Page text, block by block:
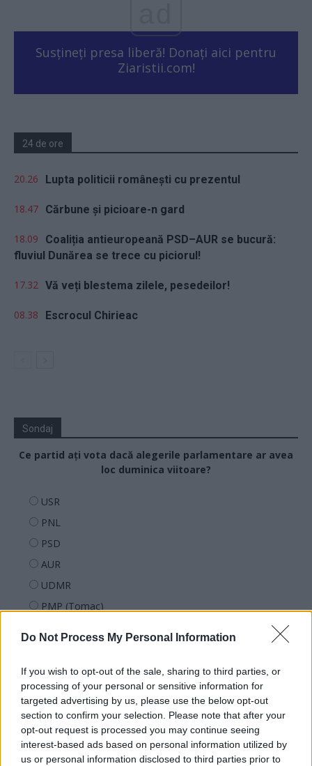
Do Not Process My Personal Information
If you wish to opt-out of the sale, sharing to third parties, or
processing of your personal or sensitive information for
targeted advertising by us, please use the below opt-out
section to confirm your selection. Please note that after your
opt-out request is processed you may continue seeing
interest-based ads based on personal information utilized by
us or personal information disclosed to third parties prior to
Susțineți presa liberă! Donați aici pentru
Ziaristii.com!
24 de ore
20.26 Lupta politicii românești cu prezentul
18.47 Cărbune și picioare-n gard
18.09
Coaliția antieuropeană PSD–AUR se bucură:
fluviul Dunărea se trece cu piciorul!
17.32 Vă veți blestema zilele, pesedeilor!
08.38 Escrocul Chirieac
Sondaj
Ce partid ați vota dacă alegerile parlamentare ar avea
loc duminica viitoare?
USR
PNL
PSD
AUR
UDMR
PMP (Tomac)
REPER
SENS
SOS (Șoșoacă)
POT (Gavrilă)
PACE (Peia)